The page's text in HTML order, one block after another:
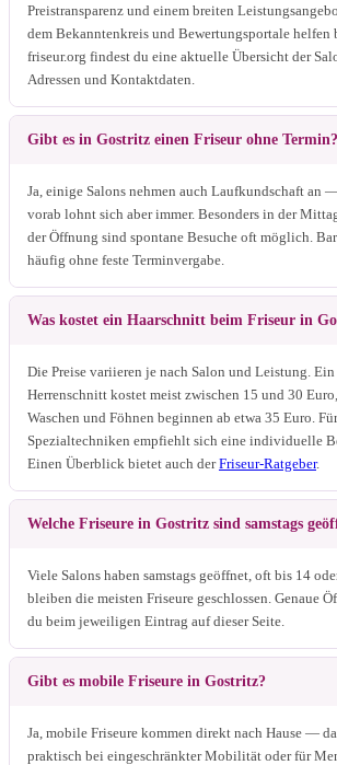
Preistransparenz und einem breiten
dem Bekanntenkreis und Bewertungsportale helfen
friseur.org findest du eine aktuelle Übersicht der
Adressen und Kontaktdaten.
Gibt es in Gostritz einen Friseur ohne Termin?
Ja, einige Salons nehmen auch Laufkundschaft an
vorab lohnt sich aber immer. Besonders in der
der Öffnung sind spontane Besuche oft möglich.
häufig ohne feste Terminvergabe.
Was kostet ein Haarschnitt beim Friseur in
Die Preise variieren je nach Salon und Leistung.
Herrenschnitt kostet meist zwischen 15 und 30
Waschen und Föhnen beginnen ab etwa 35 Euro.
Spezialtechniken empfiehlt sich eine individuelle
Einen Überblick bietet auch derFriseur-Ratgeber.
Welche Friseure in Gostritz sind samstags
Viele Salons haben samstags geöffnet, oft bis 14
bleiben die meisten Friseure geschlossen. Genaue
du beim jeweiligen Eintrag auf dieser Seite.
Gibt es mobile Friseure in Gostritz?
Ja, mobile Friseure kommen direkt nach Hause —
praktisch bei eingeschränkter Mobilität oder für